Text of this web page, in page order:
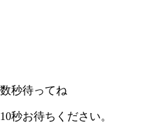
10秒お待ちください。